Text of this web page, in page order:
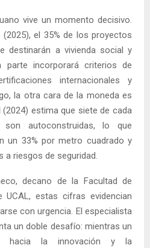
vive un momento decisivo.
(2025), el 35% de los proyectos
destinarán a vivienda social y
parte incorporará criterios de
internacionales y
la otra cara de la moneda es
estima que siete de cada
son autoconstruidas, lo que
un 33% por metro cuadrado y
a riesgos de seguridad.
decano de la Facultad de
UCAL, estas cifras evidencian
con urgencia. El especialista
un doble desafío: mientras un
hacia la innovación y la